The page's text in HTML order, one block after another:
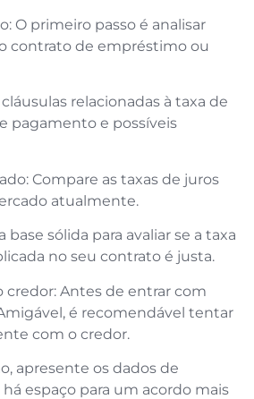
O primeiro passo é analisar
contrato de empréstimo ou
relacionadas à taxa de
pagamento e possíveis
Compare as taxas de juros
atualmente.
base sólida para avaliar se a taxa
no seu contrato é justa.
credor: Antes de entrar com
é recomendável tentar
com o credor.
apresente os dados de
espaço para um acordo mais